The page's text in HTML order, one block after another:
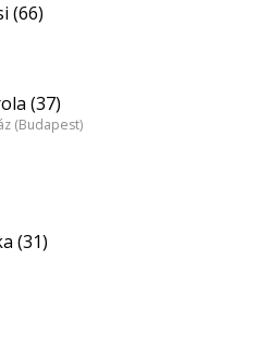
(66)
(37)
(Budapest)
(31)